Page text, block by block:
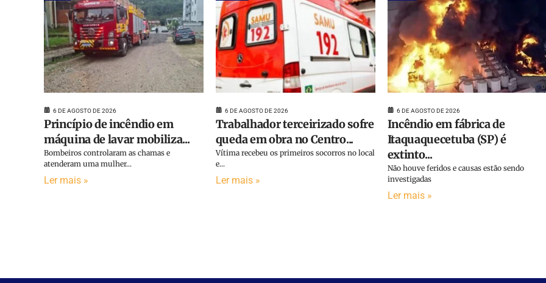
6 DE AGOSTO DE 2026
Princípio de incêndio em
máquina de lavar mobiliza...
Bombeiros controlaram as chamas e
atenderam uma mulher...
Ler mais »
6 DE AGOSTO DE 2026
Trabalhador terceirizado sofre
queda em obra no Centro...
Vítima recebeu os primeiros socorros no local
e...
Ler mais »
6 DE AGOSTO DE 2026
Incêndio em fábrica de
Itaquaquecetuba (SP) é
extinto...
Não houve feridos e causas estão sendo
investigadas
Ler mais »